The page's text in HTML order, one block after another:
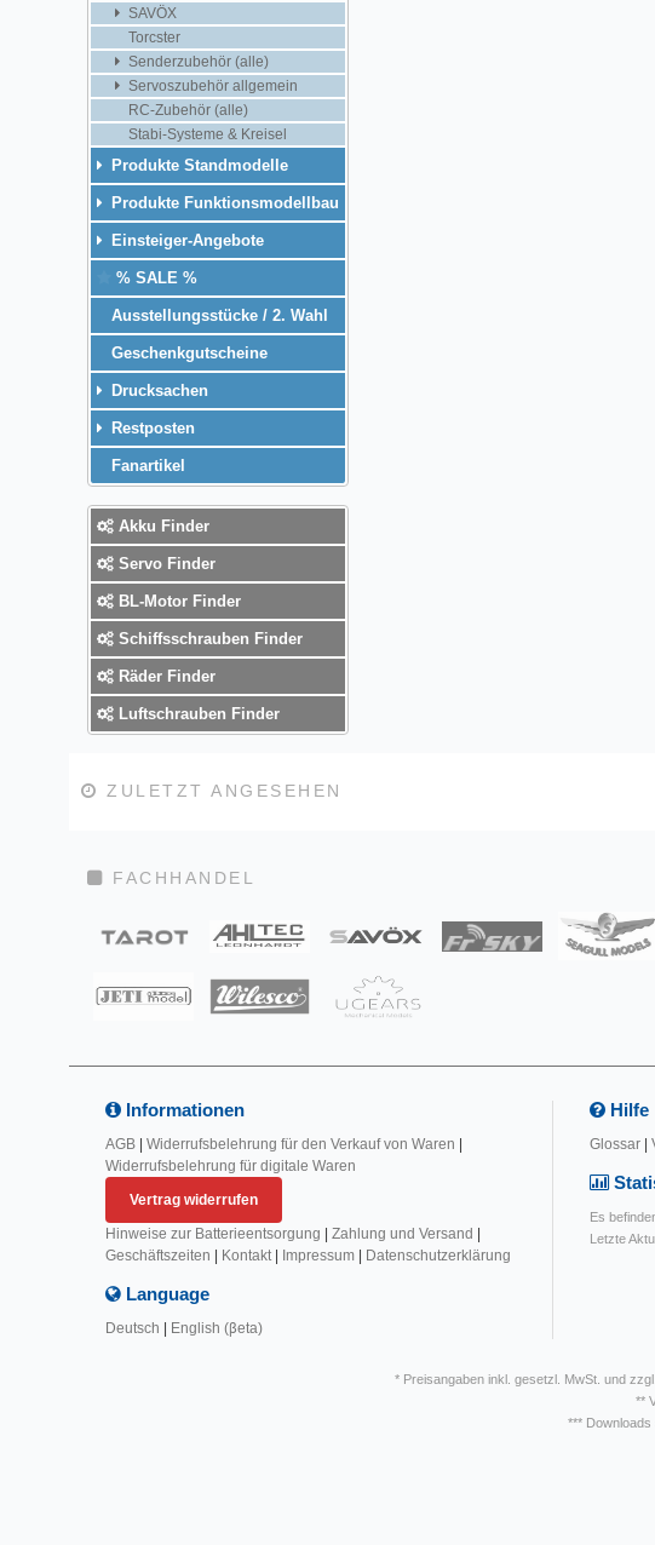
SAVÖX
Torcster
Senderzubehör (alle)
Servoszubehör allgemein
RC-Zubehör (alle)
Stabi-Systeme & Kreisel
Produkte Standmodelle
Produkte Funktionsmodellbau
Einsteiger-Angebote
% SALE %
Ausstellungsstücke / 2. Wahl
Geschenkgutscheine
Drucksachen
Restposten
Fanartikel
Akku Finder
Servo Finder
BL-Motor Finder
Schiffsschrauben Finder
Räder Finder
Luftschrauben Finder
ZULETZT ANGESEHEN
FACHHANDEL
Informationen
AGB Widerrufsbelehrung für den Verkauf von Waren
Widerrufsbelehrung für digitale Waren
Vertrag widerrufen
Hinweise zur Batterieentsorgung
Zahlung und Versand
Geschäftszeiten
Kontakt| Impressum Datenschutzerklärung
Language
Deutsch English (βeta)
Hilfe
Glossar
Es
Letzte
* Preisangaben inkl. gesetzl. MwSt. und zzgl.
**
*** Downloads